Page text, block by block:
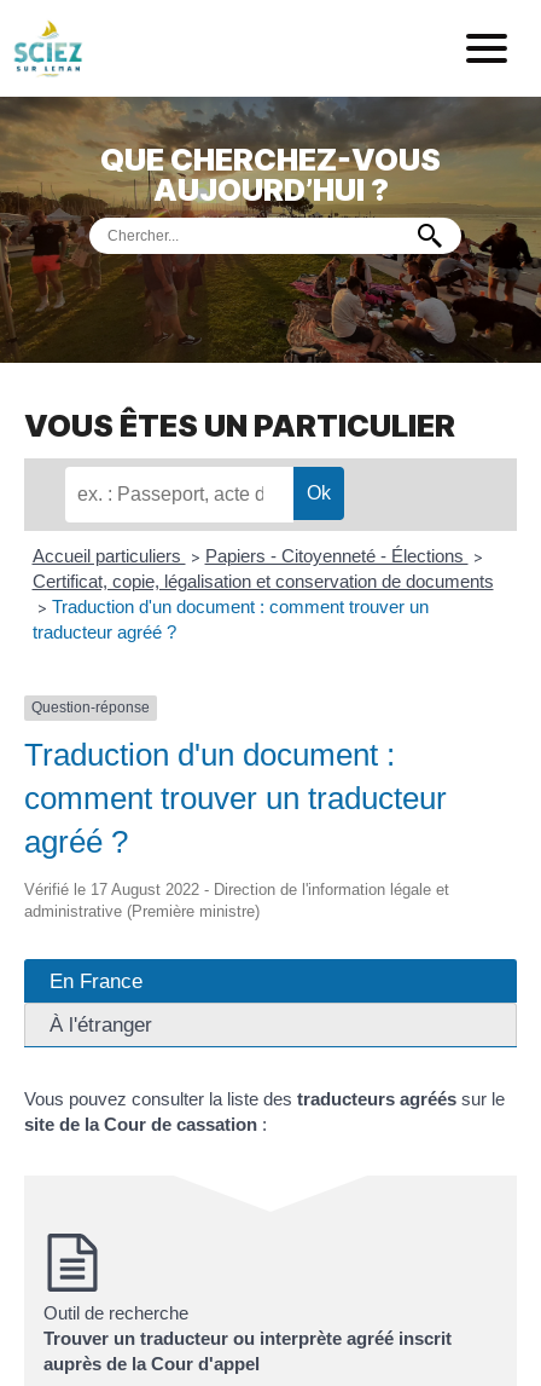
Mairie de
ACCUEIL
VOTREMAIRIE
VIEPRATIQUE
DÉMARCHES &SERVICES
PORTDE PLAISANCE
MUSÉEDE PRÉHISTOIRE
QUE CHERCHEZ-VOUS
AUJOURD’HUI ?
VOUS ÊTES UN PARTICULIER
Accueil particuliers > Papiers - Citoyenneté - Élections >
Certificat, copie, légalisation et conservation de documents
> Traduction d'un document : comment trouver un
traducteur agréé ?
Question-réponse
Traduction d'un document :
comment trouver un traducteur
agréé ?
Vérifié le 17 August 2022 - Direction de l'information légale et
administrative (Première ministre)
En France
À l'étranger
Vous pouvez consulter la liste des traducteurs agréés sur le
site de la Cour de cassation :
Outil de recherche
Trouver un traducteur ou interprète agréé inscrit
auprès de la Cour d'appel